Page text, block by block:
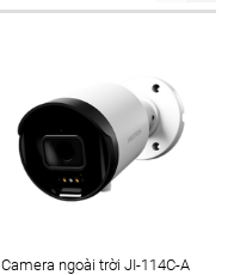
Camera ngoài trời JI-114C-A